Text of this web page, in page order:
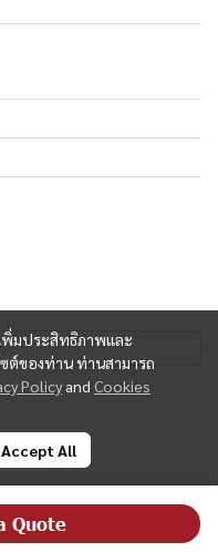
Quote
พิ่มประสิทธิภาพและ
ต์ของท่าน ท่านสามารถ
Policy and Cookies
Accept All
| Powered by MWE